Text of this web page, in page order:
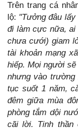
Trên trang cá
lộ: "Tưởng đâu lấy
đi làm cực nữa, ai
chưa cưới) giam
tài khoản mạng
hiếp. Mọi người sẽ
nhưng vào trường
tục suốt 1 năm,
đêm giữa mùa
phòng tắm dội
cãi lời. Tinh thần